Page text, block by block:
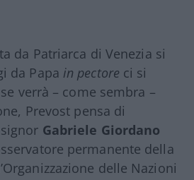
da Patriarca di Venezia si
da Papa in pectore ci si
verrà – come sembra –
Prevost pensa di
Gabriele Giordano
permanente della
delle Nazioni